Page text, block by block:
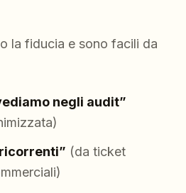
la fiducia e sono facili da
negli audit”
(da ticket